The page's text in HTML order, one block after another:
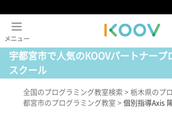
宇都宮市で人気のKOOVパートナープ
スクール
全国のプログラミング教室検索 > 栃木県のプ
都宮市のプログラミング教室 > 個別指導Axis